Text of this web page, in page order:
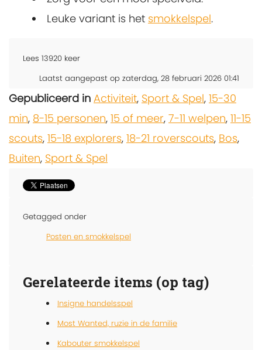
Leuke variant is het smokkelspel.
Lees 13920 keer
Laatst aangepast op zaterdag, 28 februari 2026 01:41
Gepubliceerd in Activiteit, Sport & Spel, 15-30
min, 8-15 personen, 15 of meer, 7-11 welpen, 11-15
scouts, 15-18 explorers, 18-21 roverscouts, Bos,
Buiten, Sport & Spel
Getagged onder
Posten en smokkelspel
Gerelateerde items (op tag)
Insigne handelsspel
Most Wanted, ruzie in de familie
Kabouter smokkelspel